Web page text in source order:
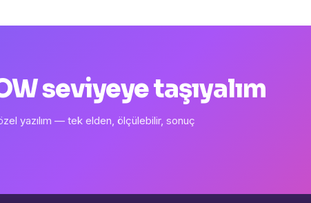
seviyeye taşıyalım
yazılım — tek elden, ölçülebilir, sonuç